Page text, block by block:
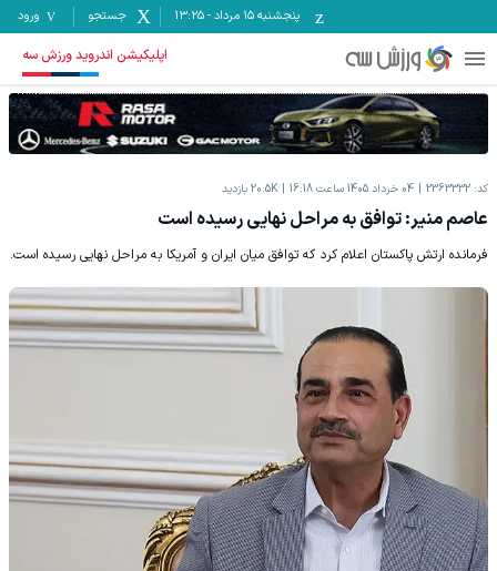
پنجشنبه ۱۵ مرداد -
13:25 جستجو ورود
اپلیکیشن اندروید ورزش سه
کد: 2363332 04 خرداد 1405 ساعت 16:18 20.5K بازدید
عاصم منیر: توافق به مراحل نهایی رسیده است
فرمانده ارتش پاکستان اعلام کرد که توافق میان ایران و آمریکا به مراحل نهایی رسیده است.